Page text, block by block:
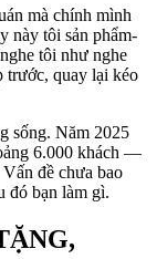
mà chính mình
này tôi sản phẩm-
tôi như nghe
trước, quay lại kéo
sống. Năm 2025
6.000 khách —
đề chưa bao
đó bạn làm gì.